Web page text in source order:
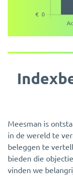
Meesman is
in de wereld te
beleggen te
bieden die
vinden we